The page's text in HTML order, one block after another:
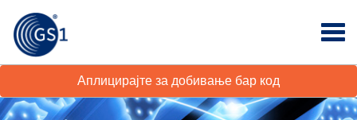
Аплицирајте за добивање бар код